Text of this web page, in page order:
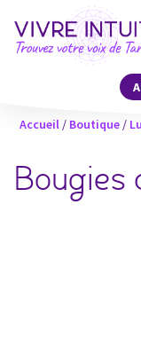
Accueil / Boutique /
Bougies